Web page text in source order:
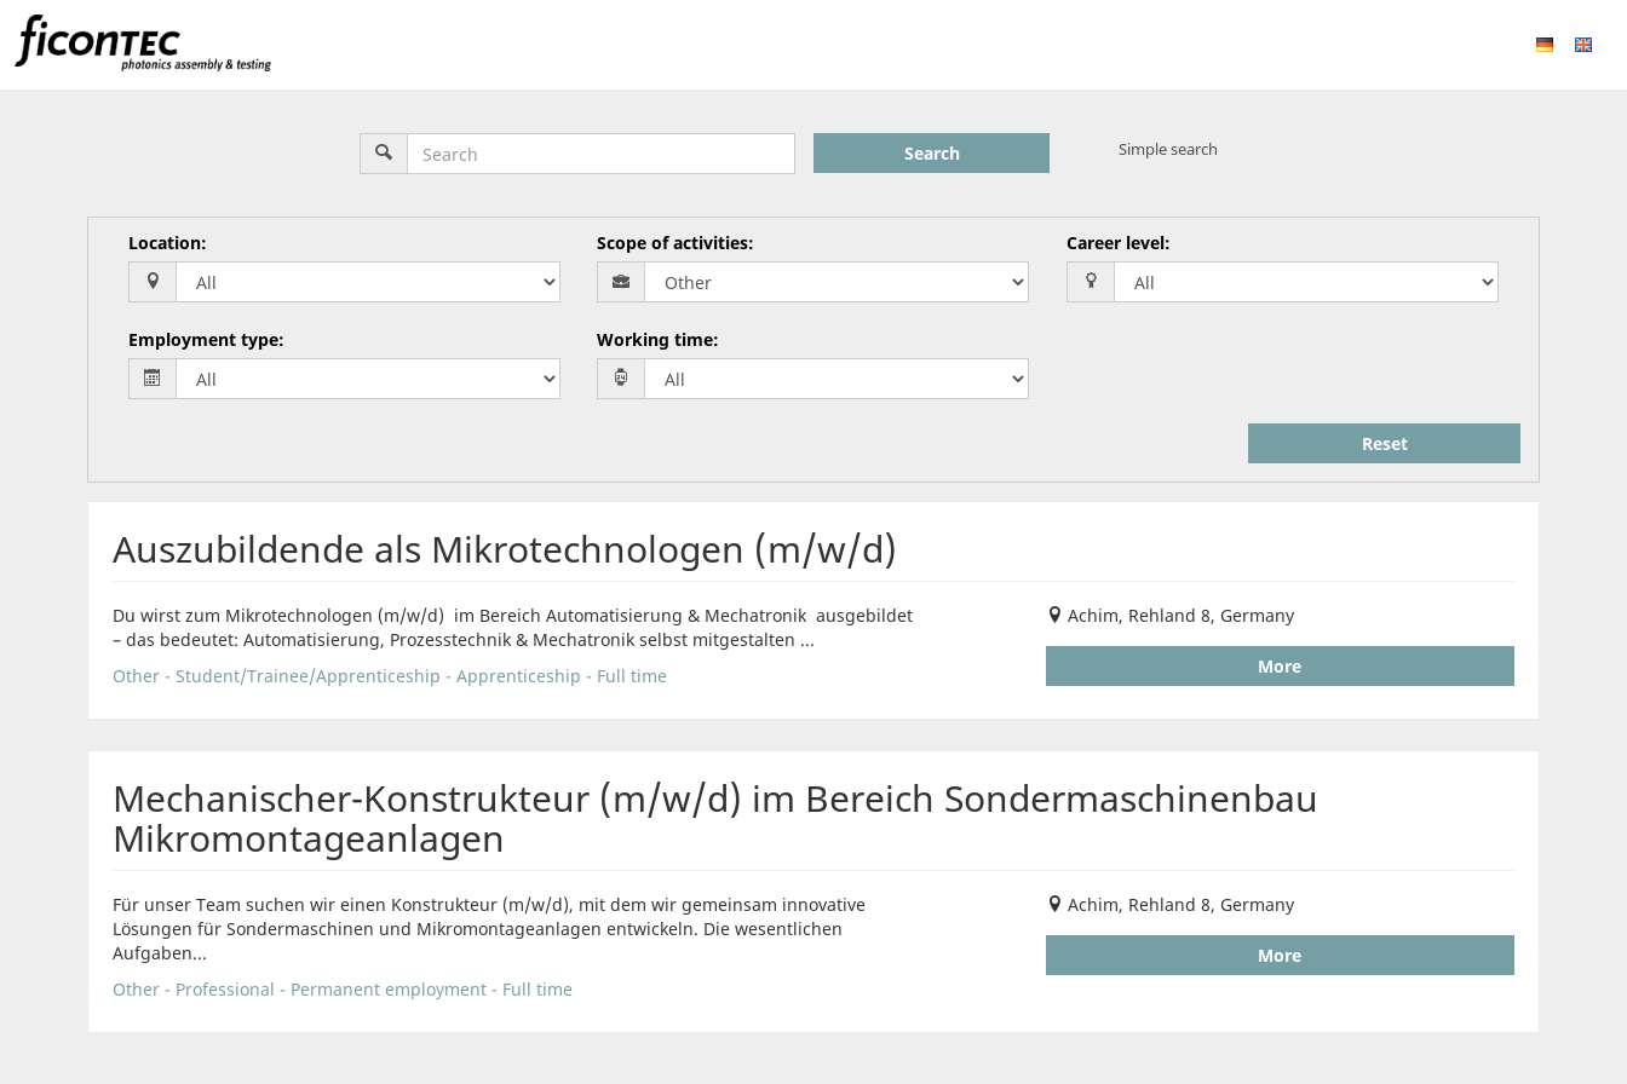
Search Simple search
Location: Scope of activities: Career level:
Employment type: Working time:
Reset
Auszubildende als Mikrotechnologen (m/w/d)
Du wirst zum Mikrotechnologen (m/w/d) im Bereich Automatisierung & Mechatronik ausgebildet
– das bedeutet: Automatisierung, Prozesstechnik & Mechatronik selbst mitgestalten ...
Other - Student/Trainee/Apprenticeship - Apprenticeship - Full time
Achim, Rehland 8, Germany
More
Mechanischer-Konstrukteur (m/w/d) im Bereich Sondermaschinenbau
Mikromontageanlagen
Für unser Team suchen wir einen Konstrukteur (m/w/d), mit dem wir gemeinsam innovative
Lösungen für Sondermaschinen und Mikromontageanlagen entwickeln. Die wesentlichen
Aufgaben...
Other - Professional - Permanent employment - Full time
Achim, Rehland 8, Germany
More